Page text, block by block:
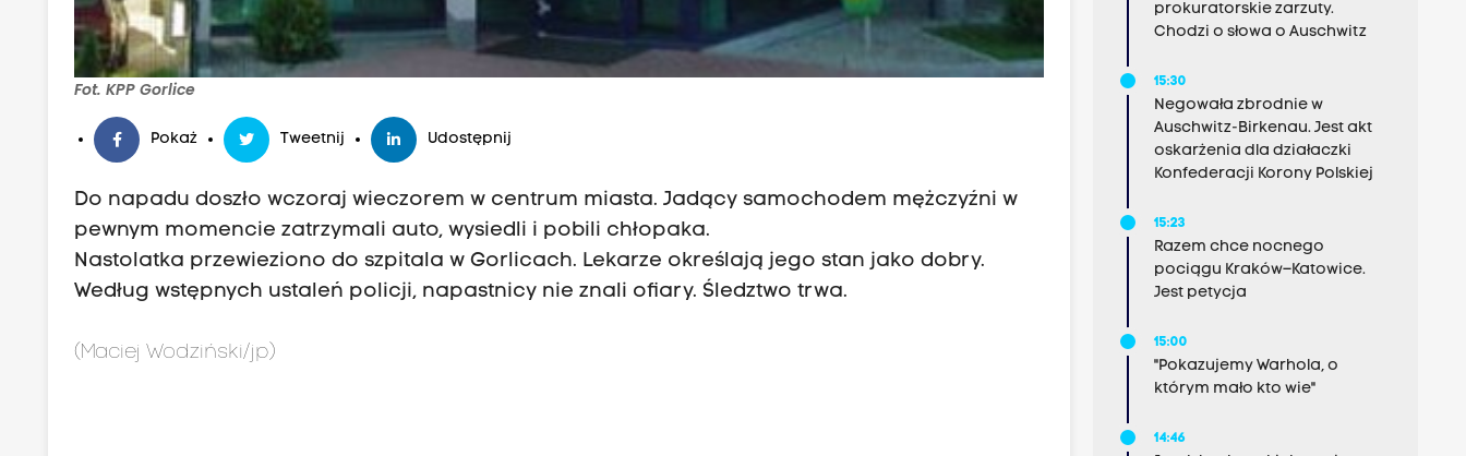
Fot. KPP Gorlice
Pokaż Tweetnij Udostępnij
Do napadu doszło wczoraj wieczorem w centrum miasta. Jadący samochodem mężczyźni w
pewnym momencie zatrzymali auto, wysiedli i pobili chłopaka.
Nastolatka przewieziono do szpitala w Gorlicach. Lekarze określają jego stan jako dobry.
Według wstępnych ustaleń policji, napastnicy nie znali ofiary. Śledztwo trwa.
(Maciej Wodziński/jp)
prokuratorskie zarzuty.
Chodzi o słowa o Auschwitz
15:30
Negowała zbrodnie w
Auschwitz-Birkenau. Jest akt
oskarżenia dla działaczki
Konfederacji Korony Polskiej
15:23
Razem chce nocnego
pociągu Kraków–Katowice.
Jest petycja
15:00
"Pokazujemy Warhola, o
którym mało kto wie"
14:46